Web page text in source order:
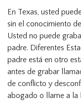
En Texas, usted
sin el conocimiento
Usted no puede
padre. Diferentes
padre está en otro
antes de grabar
de conflicto y
abogado o llame a la